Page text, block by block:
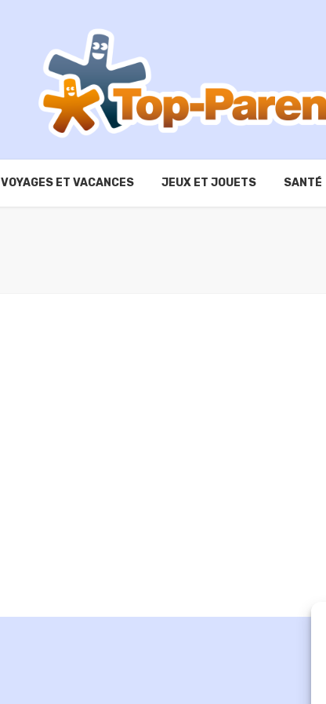
VOYAGES ET VACANCES JEUX ET JOUETS SANTÉ